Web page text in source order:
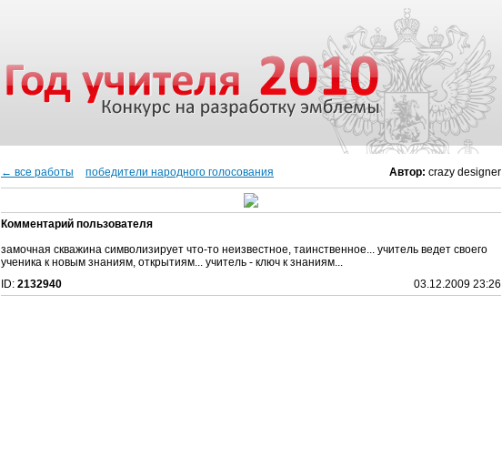
Автор: crazy designer
← все работы победители народного голосования
Комментарий пользователя
замочная скважина символизирует что-то неизвестное, таинственное... учитель ведет своего
ученика к новым знаниям, открытиям... учитель - ключ к знаниям...
03.12.2009 23:26
ID: 2132940